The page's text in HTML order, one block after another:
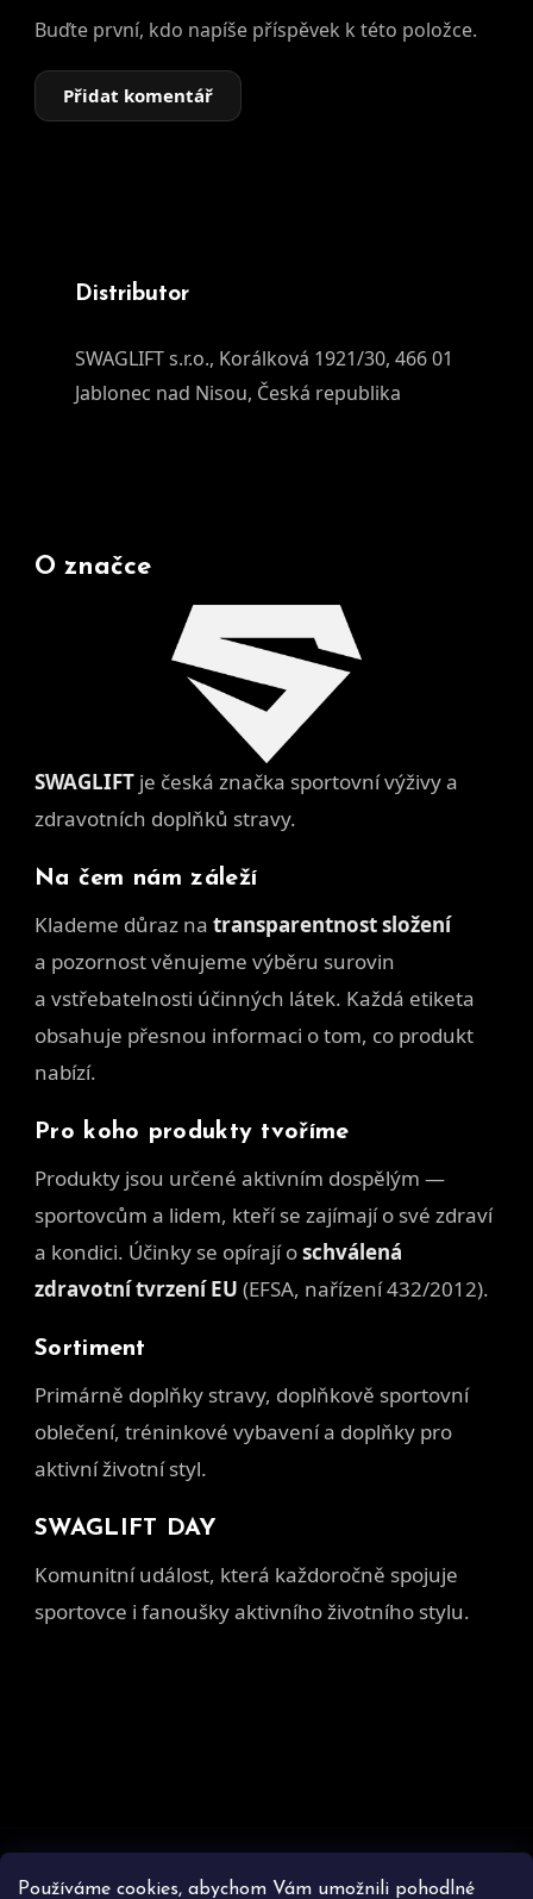
Používáme cookies, abychom Vám umožnili pohodlné
Buďte první, kdo napíše příspěvek k této položce.
Přidat komentář
Distributor
SWAGLIFT s.r.o., Korálková 1921/30, 466 01
Jablonec nad Nisou, Česká republika
O značce
SWAGLIFT je česká značka sportovní výživy a
zdravotních doplňků stravy.
Na čem nám záleží
Klademe důraz na transparentnost složení
a pozornost věnujeme výběru surovin
a vstřebatelnosti účinných látek. Každá etiketa
obsahuje přesnou informaci o tom, co produkt
nabízí.
Pro koho produkty tvoříme
Produkty jsou určené aktivním dospělým —
sportovcům a lidem, kteří se zajímají o své zdraví
a kondici. Účinky se opírají oschválená
zdravotní tvrzení EU (EFSA, nařízení 432/2012).
Sortiment
Primárně doplňky stravy, doplňkově sportovní
oblečení, tréninkové vybavení a doplňky pro
aktivní životní styl.
SWAGLIFT DAY
Komunitní událost, která každoročně spojuje
sportovce i fanoušky aktivního životního stylu.
Z